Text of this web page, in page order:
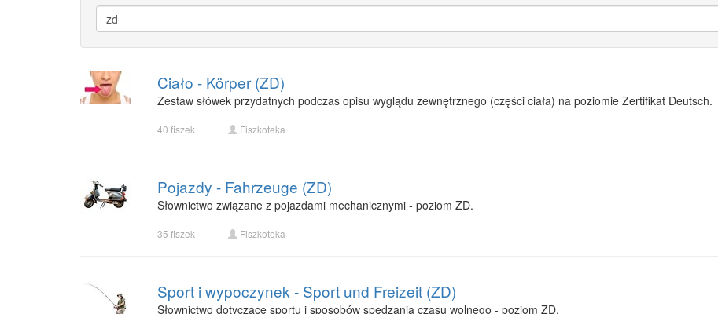
Ciało - Körper (ZD)
Zestaw słówek przydatnych podczas opisu wyglądu zewnętrznego (części ciała) na poziomie Zertifikat Deutsch.
40 fiszek Fiszkoteka
Pojazdy - Fahrzeuge (ZD)
Słownictwo związane z pojazdami mechanicznymi - poziom ZD.
35 fiszek Fiszkoteka
Sport i wypoczynek - Sport und Freizeit (ZD)
Słownictwo dotyczące sportu i sposobów spędzania czasu wolnego - poziom ZD.